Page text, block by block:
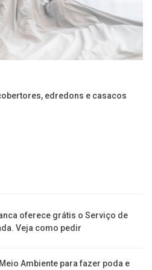
edredons e casacos
oferece grátis o Serviço de
Veja como pedir
Ambiente para fazer poda e